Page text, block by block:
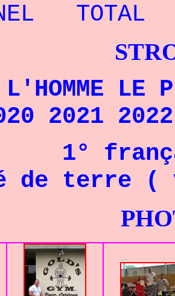
LE
2021
à
de terre (